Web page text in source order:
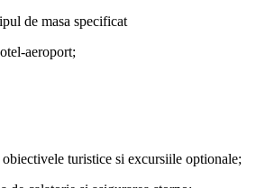
de masa specificat
aeroport;
turistice si excursiile optionale;